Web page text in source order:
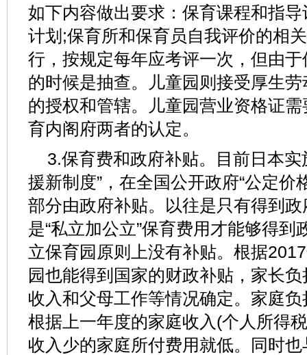
如下内容做出要求：保育课程和指
计划;保育所和保育员自我评价的相
行，按规定每年应考评一次，但由
的时候是抽查。儿童园则接受厚生
的授权和管辖。儿童园营业资格证
育内阁府两者的认定。
3.保育费和政府补贴。目前日本
援新制度”，在全国公开政府“公定价
部分由政府补贴。以往是只有得到
是“私立加公立”保育费用才能够得
立保育园原则上没有补贴。根据
园也能得到国家的财政补贴，家长
收入和父母工作等情况确定。家庭
根据上一年度的家庭收入(个人所得
收入少的家庭所付费用就低。同时